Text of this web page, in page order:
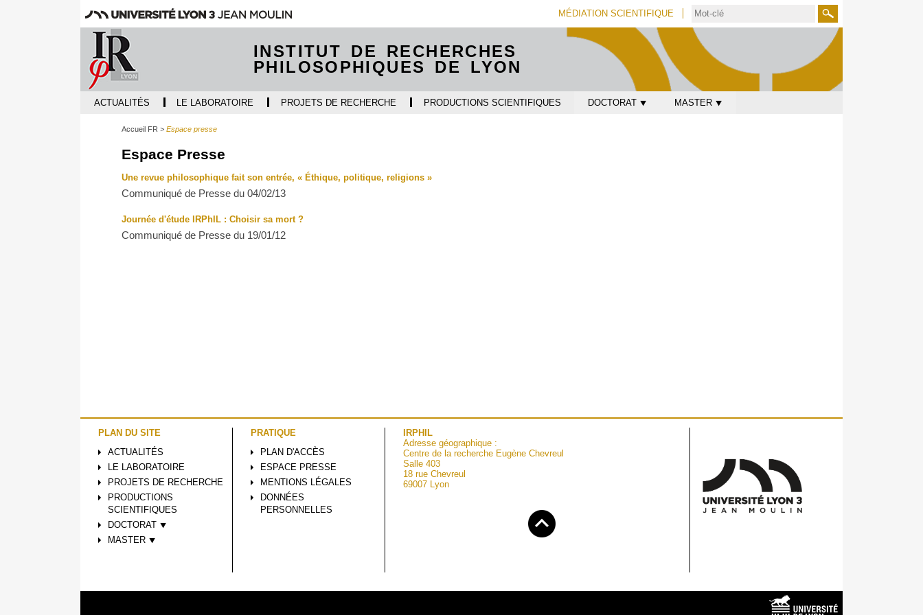
MÉDIATION SCIENTIFIQUE Rechercher
INSTITUT DE RECHERCHES
PHILOSOPHIQUES DE LYON
ACTUALITÉS LE LABORATOIRE PROJETS DE RECHERCHE PRODUCTIONS SCIENTIFIQUES DOCTORAT ⯆ MASTER ⯆
Accueil FR Espace presse
Espace Presse
Une revue philosophique fait son entrée, « Éthique, politique, religions »
Communiqué de Presse du 04/02/13
Journée d'étude IRPhIL : Choisir sa mort ?
Communiqué de Presse du 19/01/12
PLAN DU SITE
ACTUALITÉS
LE LABORATOIRE
PROJETS DE RECHERCHE
PRODUCTIONS
SCIENTIFIQUES
DOCTORAT ⯆
MASTER ⯆
PRATIQUE
PLAN D'ACCÈS
ESPACE PRESSE
MENTIONS LÉGALES
DONNÉES
PERSONNELLES
IRPHIL
Adresse géographique :
Centre de la recherche Eugène Chevreul
Salle 403
18 rue Chevreul
69007 Lyon